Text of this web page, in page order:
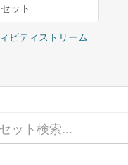
ット
ビティストリーム